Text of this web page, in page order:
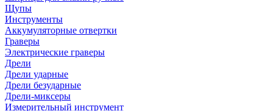
Щупы
Инструменты
Аккумуляторные отвертки
Граверы
Электрические граверы
Дрели
Дрели ударные
Дрели безударные
Дрели-миксеры
Измерительный инструмент